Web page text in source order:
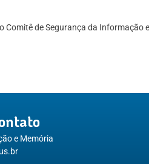
Comitê de Segurança da Informação
e Memória